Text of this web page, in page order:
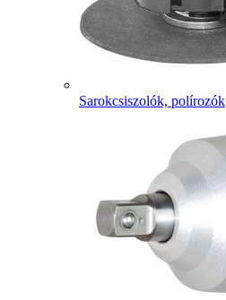
Sarokcsiszolók, polírozók